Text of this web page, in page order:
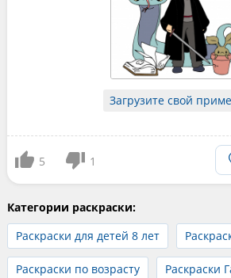
Загрузите свой
5 1
Категории раскраски:
Раскраски для детей 8 лет
Раскраски по возрасту Раскраски